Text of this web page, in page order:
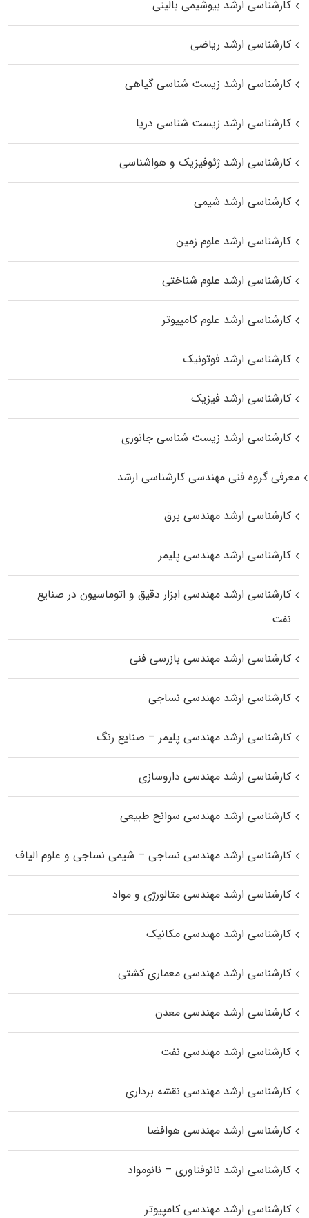
کارشناسی ارشد بیوشیمی بالینی
کارشناسی ارشد ریاضی
کارشناسی ارشد زیست‌ شناسی گیاهی
کارشناسی ارشد زیست‌ شناسی دریا
کارشناسی ارشد ژئوفیزیک و هواشناسی
کارشناسی ارشد شیمی
کارشناسی ارشد علوم زمین
کارشناسی ارشد علوم شناختی
کارشناسی ارشد علوم کامپیوتر
کارشناسی ارشد فوتونیک
کارشناسی ارشد فیزیک
کارشناسی ارشد زیست‌ شناسی جانوری
معرفی گروه فنی مهندسی کارشناسی ارشد
کارشناسی ارشد مهندسی برق
کارشناسی ارشد مهندسی پلیمر
کارشناسی ارشد مهندسی ابزار دقیق و اتوماسیون در صنایع
نفت
کارشناسی ارشد مهندسی بازرسی فنی
کارشناسی ارشد مهندسی نساجی
کارشناسی ارشد مهندسی پلیمر – صنایع رنگ
کارشناسی ارشد مهندسی داروسازی
کارشناسی ارشد مهندسی سوانح طبیعی
کارشناسی ارشد مهندسی نساجی – شیمی نساجی و علوم الیاف
کارشناسی ارشد مهندسی متالورژی و مواد
کارشناسی ارشد مهندسی مکانیک
کارشناسی ارشد مهندسی معماری کشتی
کارشناسی ارشد مهندسی معدن
کارشناسی ارشد مهندسی نفت
کارشناسی ارشد مهندسی نقشه برداری
کارشناسی ارشد مهندسی هوافضا
کارشناسی ارشد نانوفناوری – نانومواد
کارشناسی ارشد مهندسی کامپیوتر